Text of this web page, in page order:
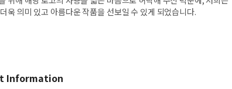
욱 의미 있고 아름다운 작품을 선보일 수 있게 되었습니다.
Information